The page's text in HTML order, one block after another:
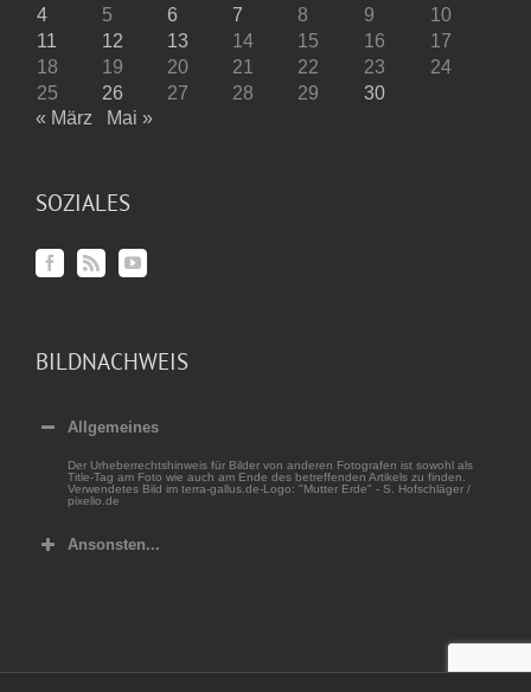
4
5 6 7 8 9
10
11
12 13 14 15 16
17
18
19 20 21 22 23
24
25
26 27 28 29
30
« März
Mai »
SOZIALES
BILDNACHWEIS
Allgemeines
Der Urheberrechtshinweis für Bilder von anderen Fotografen ist sowohl als
Title-Tag am Foto wie auch am Ende des betreffenden Artikels zu finden.
Verwendetes Bild im terra-gallus.de-Logo: "Mutter Erde" - S. Hofschläger /
pixelio.de
Ansonsten...